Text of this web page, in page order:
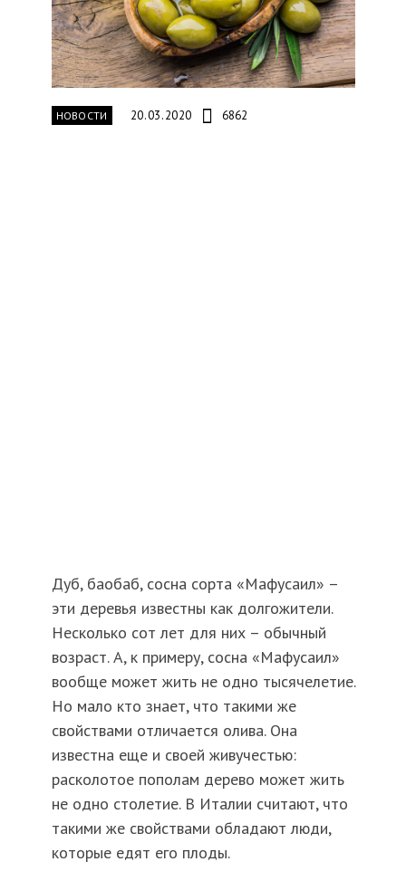
НОВОСТИ 20.03.2020 6862
Дуб, баобаб, сосна сорта «Мафусаил» –
эти деревья известны как долгожители.
Несколько сот лет для них – обычный
возраст. А, к примеру, сосна «Мафусаил»
вообще может жить не одно тысячелетие.
Но мало кто знает, что такими же
свойствами отличается олива. Она
известна еще и своей живучестью:
расколотое пополам дерево может жить
не одно столетие. В Италии считают, что
такими же свойствами обладают люди,
которые едят его плоды.